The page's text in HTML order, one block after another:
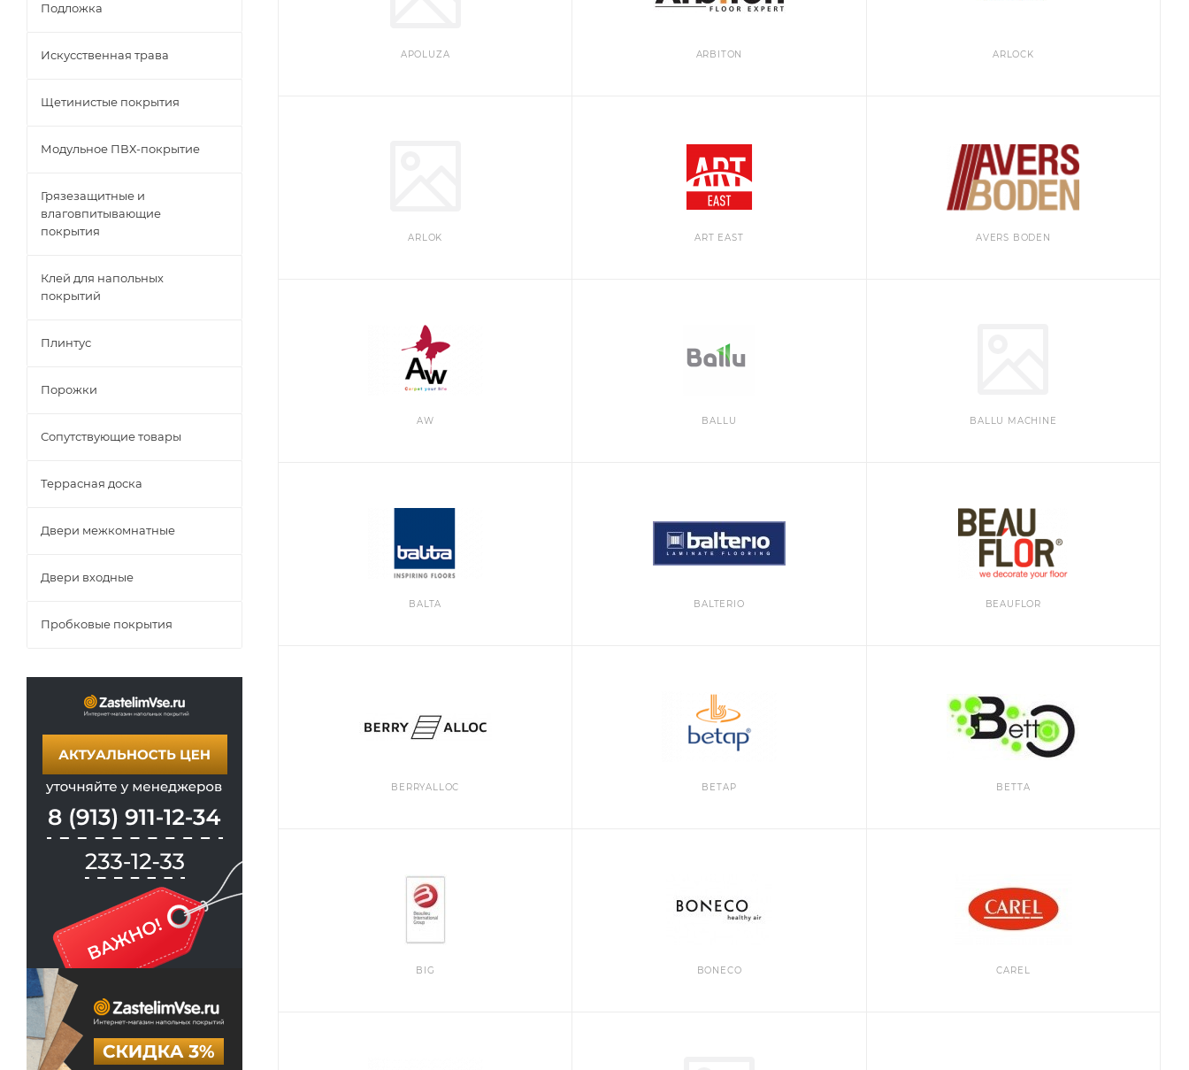
APOLUZA ARBITON ARLOCK
ARLOK ART EAST AVERS BODEN
AW BALLU BALLU MACHINE
BALTA BALTERIO BEAUFLOR
BERRYALLOC BETAP BETTA
BIG BONECO CAREL
Подложка
Искусственная трава
Щетинистые покрытия
Модульное ПВХ-покрытие
Грязезащитные и
влаговпитывающие
покрытия
Клей для напольных
покрытий
Плинтус
Порожки
Сопутствующие товары
Террасная доска
Двери межкомнатные
Двери входные
Пробковые покрытия